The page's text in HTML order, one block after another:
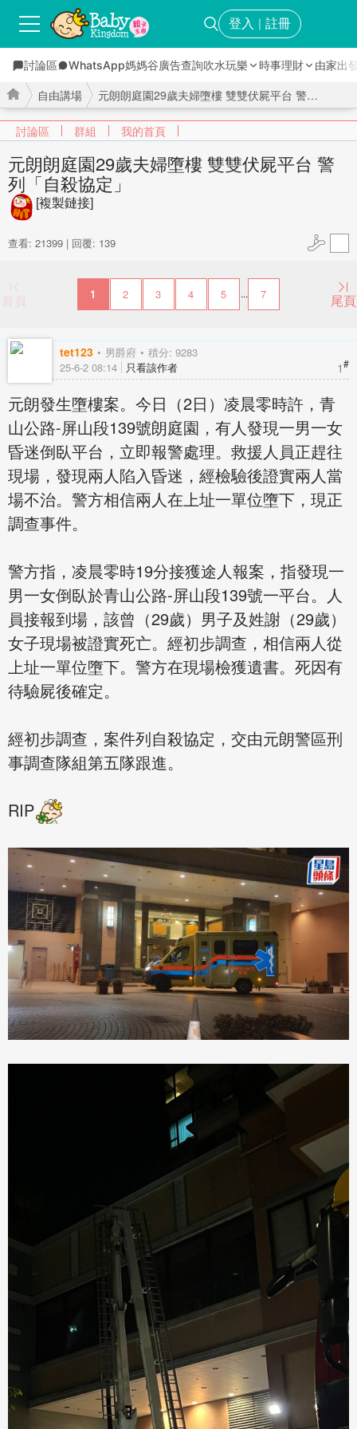
登入 ｜ 註冊
討論區 WhatsApp媽媽谷廣告查詢吹水玩樂 時事理財 由家出
討論區 群組 我的首頁
自由講場
›
元朗朗庭園29歲夫婦墮樓 雙雙伏屍平台 警列「自殺協定」 ...
查看: 21399 | 回覆: 139
元朗朗庭園29歲夫婦墮樓 雙雙伏屍平台 警
列「自殺協定」
[複製鏈接]
首頁 1 2 3 4 5 ... 7 尾頁
tet123 男爵府 積分: 9283
1#
25-6-2 08:14 只看該作者
元朗發生墮樓案。今日（2日）凌晨零時許，青
山公路-屏山段139號朗庭園，有人發現一男一女
昏迷倒臥平台，立即報警處理。救援人員正趕往
現場，發現兩人陷入昏迷，經檢驗後證實兩人當
場不治。警方相信兩人在上址一單位墮下，現正
調查事件。
警方指，凌晨零時19分接獲途人報案，指發現一
男一女倒臥於青山公路-屏山段139號一平台。人
員接報到場，該曾（29歲）男子及姓謝（29歲）
女子現場被證實死亡。經初步調查，相信兩人從
上址一單位墮下。警方在現場檢獲遺書。死因有
待驗屍後確定。
經初步調查，案件列自殺協定，交由元朗警區刑
事調查隊組第五隊跟進。
RIP